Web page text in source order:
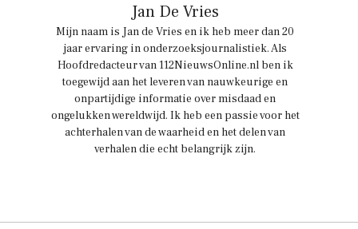
Jan De Vries
Mijn naam is Jan de Vries en ik heb meer dan 20
jaar ervaring in onderzoeksjournalistiek. Als
Hoofdredacteur van 112NieuwsOnline.nl ben ik
toegewijd aan het leveren van nauwkeurige en
onpartijdige informatie over misdaad en
ongelukken wereldwijd. Ik heb een passie voor het
achterhalen van de waarheid en het delen van
verhalen die echt belangrijk zijn.